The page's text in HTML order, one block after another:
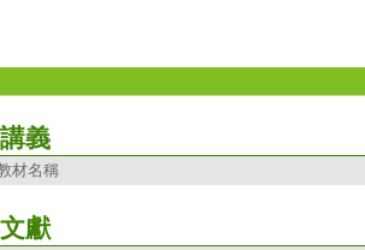
義
材名稱
獻